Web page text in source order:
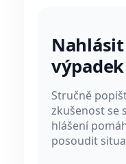
výpadek
Stručně
zkušenost se
hlášení
posoudit